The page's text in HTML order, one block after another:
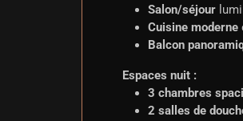
Salon/séjour
Cuisine moderne
Balcon
Espaces nuit :
3 chambres
2 salles de